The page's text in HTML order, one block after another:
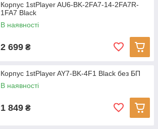
Корпус 1stPlayer AU6-BK-2FA7-14-2FA7R-
1FA7 Black
В наявності
2 699 ₴
Корпус 1stPlayer AY7-BK-4F1 Black без БП
В наявності
1 849 ₴